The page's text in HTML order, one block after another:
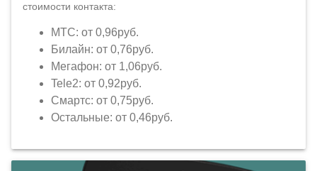
стоимости контакта:
МТС: от 0,96руб.
Билайн: от 0,76руб.
Мегафон: от 1,06руб.
Tele2: от 0,92руб.
Смартс: от 0,75руб.
Остальные: от 0,46руб.